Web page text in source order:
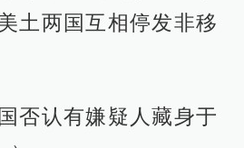
土两国互相停发非移
否认有嫌疑人藏身于